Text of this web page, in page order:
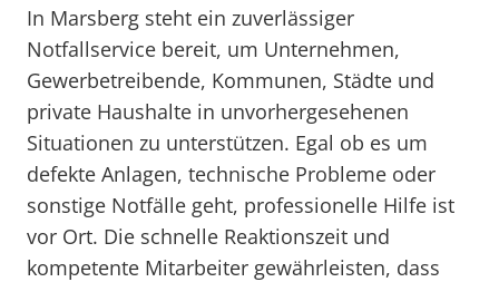
In Marsberg steht ein zuverlässiger
Notfallservice bereit, um Unternehmen,
Gewerbetreibende, Kommunen, Städte und
private Haushalte in unvorhergesehenen
Situationen zu unterstützen. Egal ob es um
defekte Anlagen, technische Probleme oder
sonstige Notfälle geht, professionelle Hilfe ist
vor Ort. Die schnelle Reaktionszeit und
kompetente Mitarbeiter gewährleisten, dass